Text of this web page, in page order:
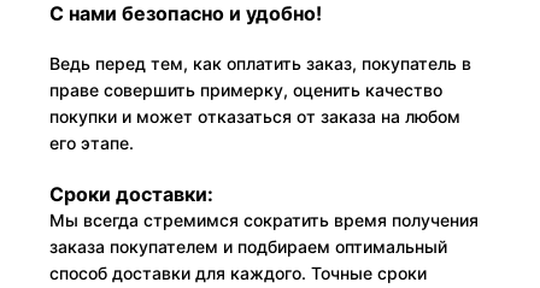
С нами безопасно и удобно!
Ведь перед тем, как оплатить заказ, покупатель в
праве совершить примерку, оценить качество
покупки и может отказаться от заказа на любом
его этапе.
Сроки доставки:
Мы всегда стремимся сократить время получения
заказа покупателем и подбираем оптимальный
способ доставки для каждого. Точные сроки